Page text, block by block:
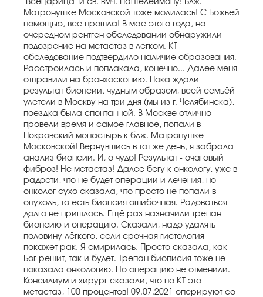
"Всецарица" и св. вмч. Пантелеимону! Блж.
Матронушке Московской тоже молилась! С Божьей
помощью, все прошла! В мае этого года, на
очередном рентген обследовании обнаружили
подозрение на метастаз в легком. КТ
обследование подтвердило наличие образования.
Расстроилась и поплакала, конечно... Далее меня
отправили на бронхоскопию. Пока ждали
результат биопсии, чудным образом, всей семьёй
улетели в Москву на три дня (мы из г. Челябинска),
поездка была спонтанной. В Москве отлично
провели время и самое главное, попали в
Покровский монастырь к блж. Матронушке
Московской! Вернувшись в тот же день, я забрала
анализ биопсии. И, о чудо! Результат - очаговый
фиброз! Не метастаз! Далее бегу к онкологу, уже в
радости, что не будет операции и лечения, но
онколог сухо сказала, что просто не попали в
опухоль, то есть биопсия ошибочная. Радоваться
долго не пришлось. Ещё раз назначили трепан
биопсию и операцию. Сказали, надо удалять
половину лёгкого, если срочная гистология
покажет рак. Я смирилась. Просто сказала, как
Бог решит, так и будет. Трепан биописия тоже не
показала онкологию. Но операцию не отменили.
Консилиум и хирург сказали, что по КТ это
метастаз, 100 процентов! 09.07.2021 оперируют со